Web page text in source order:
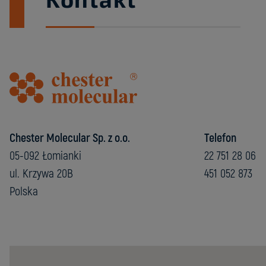
Chester Molecular Sp. z o.o.
05-092 Łomianki
ul. Krzywa 20B
Polska
Telefon
22 751 28 06
451 052 873